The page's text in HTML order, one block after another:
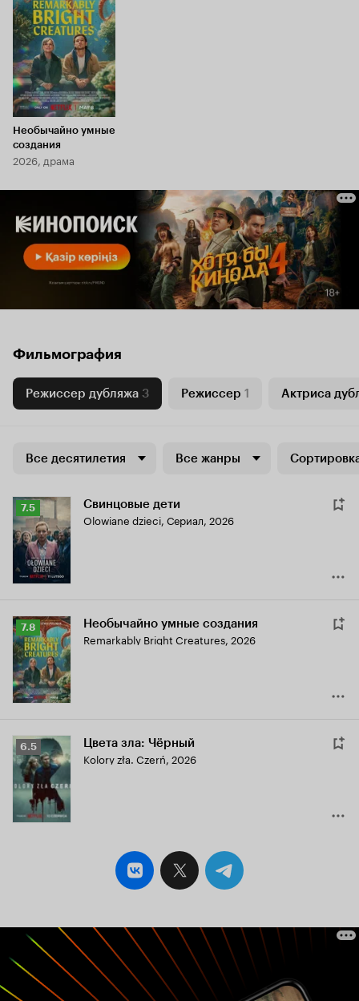
7.8
Необычайно умные
создания
2026, драма
Фильмография
Режиссер дубляжа 3 Режиссер 1 Актриса
Все десятилетия Все жанры
Рейтинг
Кинопоиска
7.5
7.5 Свинцовые дети
Olowiane dzieci, Сериал, 2026
Рейтинг
Кинопоиска
7.8
7.8 Необычайно умные создания
Remarkably Bright Creatures, 2026
Рейтинг
Кинопоиска
6.5
6.5 Цвета зла: Чёрный
Kolory zła. Czerń, 2026